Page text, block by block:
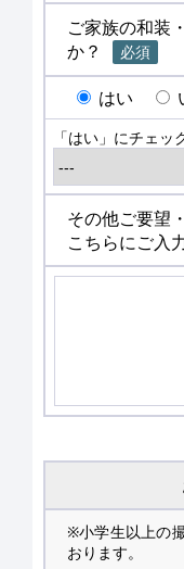
ご家族の和装
か？
必須
はい
「はい」にチェ
その他ご要望
こちらにご入
※小学生以上の
おります。